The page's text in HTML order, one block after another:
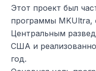
Этот проект был
программы MKUltra,
Центральным
США и
год.